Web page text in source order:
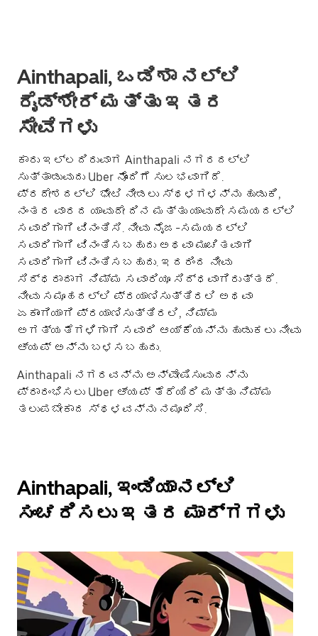
Ainthapali, ಒಡಿಶಾ ನಲ್ಲಿ
ರೈಡ್‌ಶೇರ್ ಮತ್ತು ಇತರ
ಸೇವೆಗಳು
ಕಾರು ಇಲ್ಲದಿರುವಾಗ Ainthapali ನಗರದಲ್ಲಿ
ಸುತ್ತಾಡುವುದು Uber ನೊಂದಿಗೆ ಸುಲಭವಾಗಿದೆ.
ಪ್ರದೇಶದಲ್ಲಿ ಭೇಟಿ ನೀಡಲು ಸ್ಥಳಗಳನ್ನು ಹುಡುಕಿ,
ನಂತರ ವಾರದ ಯಾವುದೇ ದಿನ ಮತ್ತು ಯಾವುದೇ ಸಮಯದಲ್ಲಿ
ಸವಾರಿಗಾಗಿ ವಿನಂತಿಸಿ. ನೀವು ನೈಜ-ಸಮಯದಲ್ಲಿ
ಸವಾರಿಗಾಗಿ ವಿನಂತಿಸಬಹುದು ಅಥವಾ ಮುಂಚಿತವಾಗಿ
ಸವಾರಿಗಾಗಿ ವಿನಂತಿಸಬಹುದು. ಇದರಿಂದ ನೀವು
ಸಿದ್ಧರಾದಾಗ ನಿಮ್ಮ ಸವಾರಿಯೂ ಸಿದ್ಧವಾಗಿರುತ್ತದೆ.
ನೀವು ಸಮೂಹದಲ್ಲಿ ಪ್ರಯಾಣಿಸುತ್ತಿರಲಿ ಅಥವಾ
ಏಕಾಂಗಿಯಾಗಿ ಪ್ರಯಾಣಿಸುತ್ತಿರಲಿ, ನಿಮ್ಮ
ಅಗತ್ಯತೆಗಳಿಗಾಗಿ ಸವಾರಿ ಆಯ್ಕೆಯನ್ನು ಹುಡುಕಲು ನೀವು
ಆ್ಯಪ್ ಅನ್ನು ಬಳಸಬಹುದು.
Ainthapali ನಗರವನ್ನು ಅನ್ವೇಷಿಸುವುದನ್ನು
ಪ್ರಾರಂಭಿಸಲು Uber ಆ್ಯಪ್ ತೆರೆಯಿರಿ ಮತ್ತು ನಿಮ್ಮ
ತಲುಪಬೇಕಾದ ಸ್ಥಳವನ್ನು ನಮೂದಿಸಿ.
Ainthapali, ಇಂಡಿಯಾನಲ್ಲಿ
ಸಂಚರಿಸಲು ಇತರ ಮಾರ್ಗಗಳು